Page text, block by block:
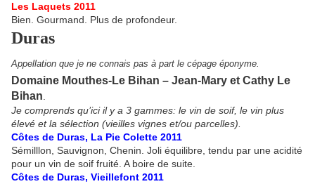
Les Laquets 2011
Bien. Gourmand. Plus de profondeur.
Duras
Appellation que je ne connais pas à part le cépage éponyme.
Domaine Mouthes-Le Bihan – Jean-Mary et Cathy Le
Bihan
Je comprends qu’ici il y a 3 gammes: le vin de soif, le vin plus
élevé et la sélection (vieilles vignes et/ou parcelles).
Côtes de Duras, La Pie Colette 2011
Sémilllon, Sauvignon, Chenin. Joli équilibre, tendu par une acidité
pour un vin de soif fruité. A boire de suite.
Côtes de Duras, Vieillefont 2011